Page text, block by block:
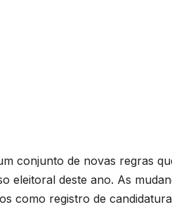
conjunto de novas regras
eleitoral deste ano. As
como registro de